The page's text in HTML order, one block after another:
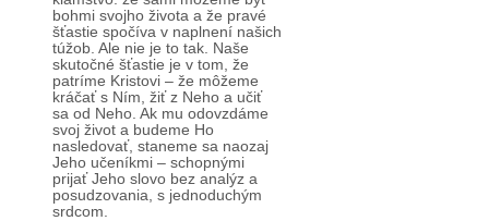
bohmi svojho života a že pravé
šťastie spočíva v naplnení našich
túžob. Ale nie je to tak. Naše
skutočné šťastie je v tom, že
patríme Kristovi – že môžeme
kráčať s Ním, žiť z Neho a učiť
sa od Neho. Ak mu odovzdáme
svoj život a budeme Ho
nasledovať, staneme sa naozaj
Jeho učeníkmi – schopnými
prijať Jeho slovo bez analýz a
posudzovania, s jednoduchým
srdcom.